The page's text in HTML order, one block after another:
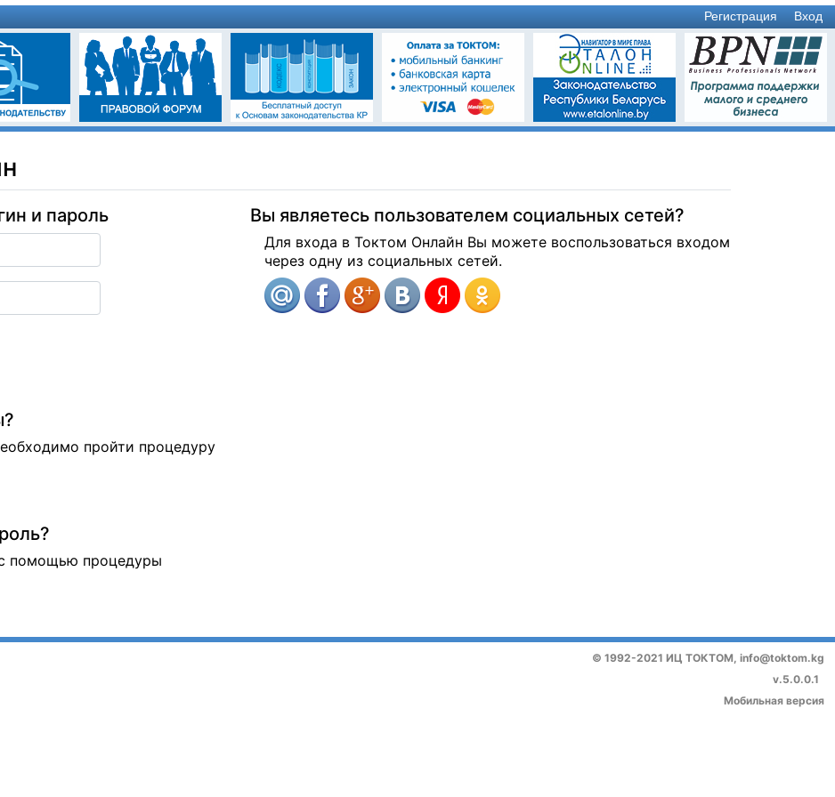
Вход
Регистрация
и пароль
пройти процедуру
помощью процедуры
Вы являетесь пользователем социальных сетей?
Для входа в Токтом Онлайн Вы можете воспользоваться входом
через одну из социальных сетей.
© 1992-2021 ИЦ ТОКТОМ, info@toktom.kg
v.5.0.0.1
Мобильная версия